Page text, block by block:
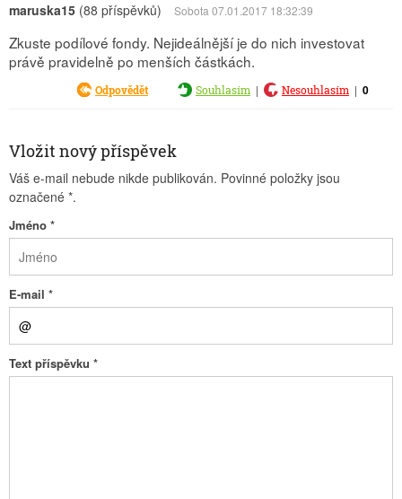
maruska15 (88 příspěvků) Sobota 07.01.2017 18:32:39
Zkuste podílové fondy. Nejideálnější je do nich investovat
právě pravidelně po menších částkách.
Odpovědět Souhlasím | Nesouhlasím | 0
Vložit nový příspěvek
Váš e-mail nebude nikde publikován. Povinné položky jsou
označené *.
Jméno *
E-mail *
Text příspěvku *